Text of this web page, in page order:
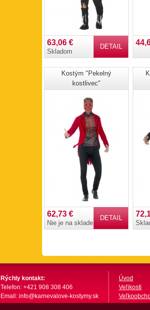
DETAIL
63,06 €
Skladom
Kostým "Pekelný
kostlivec"
DETAIL
62,73 €
Nie je na sklade
Rýchly kontakt:
Telefon: +421 908 308 406
Email: info@karnevalove-kostymy.sk
Úvod
Veľikosti